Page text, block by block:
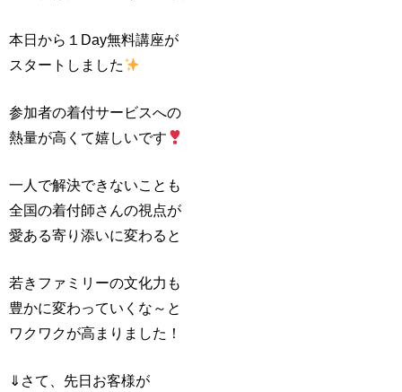
本日から１Day無料講座が
スタートしました
参加者の着付サービスへの
熱量が高くて嬉しいです
一人で解決できないことも
全国の着付師さんの視点が
愛ある寄り添いに変わると
若きファミリーの文化力も
豊かに変わっていくな～と
ワクワクが高まりました！
⇓さて、先日お客様が